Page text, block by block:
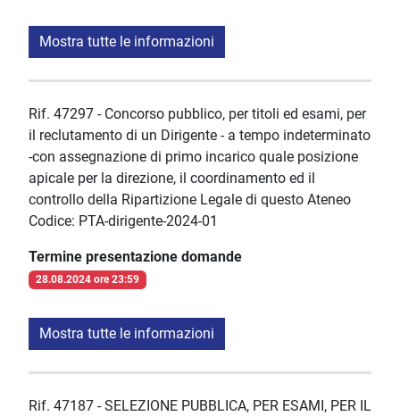
Mostra tutte le informazioni
Rif. 47297 - Concorso pubblico, per titoli ed esami, per
il reclutamento di un Dirigente - a tempo indeterminato
-con assegnazione di primo incarico quale posizione
apicale per la direzione, il coordinamento ed il
controllo della Ripartizione Legale di questo Ateneo
Codice: PTA-dirigente-2024-01
Termine presentazione domande
28.08.2024 ore 23:59
Mostra tutte le informazioni
Rif. 47187 - SELEZIONE PUBBLICA, PER ESAMI, PER IL